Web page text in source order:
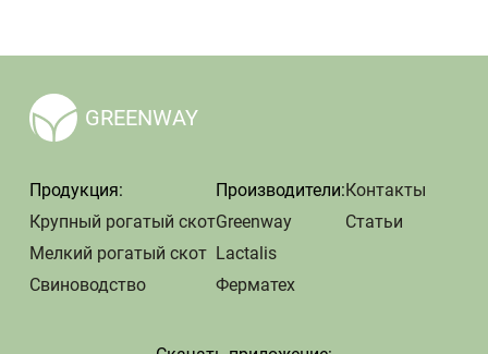
GREENWAY
Продукция:
Крупный рогатый скот
Мелкий рогатый скот
Свиноводство
Производители:
Greenway
Lactalis
Ферматех
Контакты
Статьи